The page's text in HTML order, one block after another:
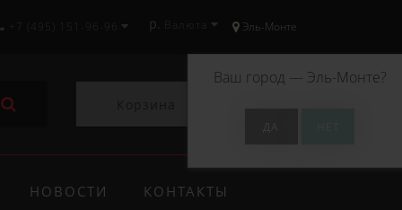
Эль-Монте
Ваш город — Эль-Монте?
+7 (495) 151-96-96 р.
НОВОСТИ КОНТАКТЫ